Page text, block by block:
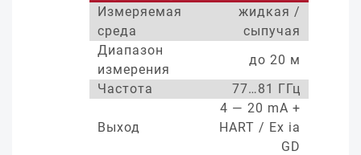
Измеряемая
среда
жидкая /
сыпучая
Диапазон
измерения
до 20 м
Частота
77…81 ГГц
Выход
4 — 20 mA +
HART / Ex ia
GD